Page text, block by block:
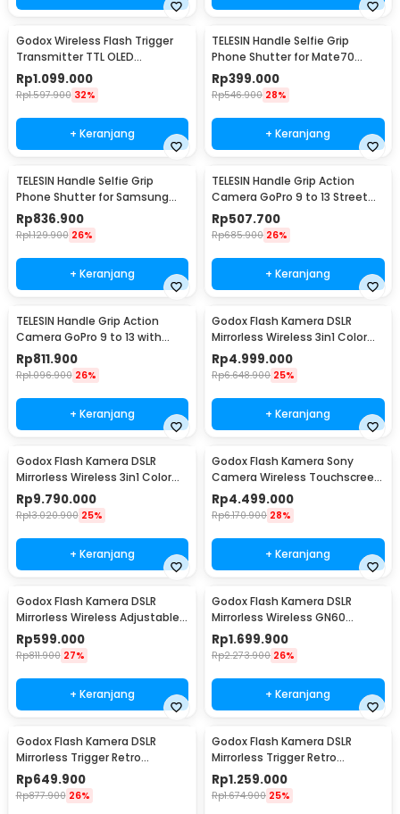
Godox Wireless Flash Trigger
Transmitter TTL OLED
Touchscreen 2.4 GHz Sony
Camera - X3
Rp1.099.000
Rp1.597.900 32%
+ Keranjang
TELESIN Handle Selfie Grip
Phone Shutter for Mate70
Pro/Pro+ - P5-MCS-06-THW
Rp399.000
Rp546.900 28%
+ Keranjang
TELESIN Handle Selfie Grip
Phone Shutter for Samsung
S25 Ultra - P5-MCS-01-TSX
Rp836.900
Rp1.129.900 26%
+ Keranjang
TELESIN Handle Grip Action
Camera GoPro 9 to 13 Street
Photography - S6-FMS-25-TGP
Rp507.700
Rp685.900 26%
+ Keranjang
TELESIN Handle Grip Action
Camera GoPro 9 to 13 with
Aluminium Cage - S6-FMS-26-
TGP
Rp811.900
Rp1.096.900 26%
+ Keranjang
Godox Flash Kamera DSLR
Mirrorless Wireless 3in1 Color
2600mAh 300Ws - AD300Pro
Rp4.999.000
Rp6.648.900 25%
+ Keranjang
Godox Flash Kamera DSLR
Mirrorless Wireless 3in1 Color
2600mAh 600Ws - AD600Pro II
Rp9.790.000
Rp13.020.900 25%
+ Keranjang
Godox Flash Kamera Sony
Camera Wireless Touchscreen
TTL 2980mAh 100Ws - V100S
Rp4.499.000
Rp6.170.900 28%
+ Keranjang
Godox Flash Kamera DSLR
Mirrorless Wireless Adjustable
Head 5600K 45Ws - TT520III
THINKLITE
Rp599.000
Rp811.900 27%
+ Keranjang
Godox Flash Kamera DSLR
Mirrorless Wireless GN60
2980mAh 76Ws - V850III
Rp1.699.900
Rp2.273.900 26%
+ Keranjang
Godox Flash Kamera DSLR
Mirrorless Trigger Retro
Hotshoe GN12 10Ws - Lux Junior
Rp649.900
Rp877.900 26%
Godox Flash Kamera DSLR
Mirrorless Trigger Retro
Hotshoe 1700mAh 20Ws - Lux
Senior
Rp1.259.000
Rp1.674.900 25%